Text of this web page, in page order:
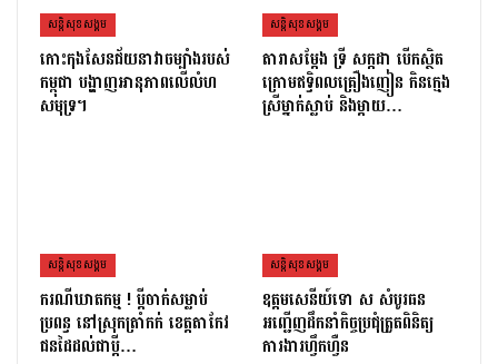
សន្តិសុខសង្គម
កោះកុងសែនជ័យនាវាចម្បាំងរបស់
កម្ពុជា បង្ហាញអានុភាពលើលំហ
សមុទ្រ។
សន្តិសុខសង្គម
តារាសម្ដែង ទ្រី សក្កដា បើកស្ថិត
ក្រោមឥទ្ធិពលគ្រឿងញៀន កិនក្មេង
ស្រីម្នាក់ស្លាប់ និងម្ដាយ…
សន្តិសុខសង្គម
ករណីឃាតកម្ម ! ប្ដីចាក់សម្លាប់
ប្រពន្ធ នៅស្រុកត្រាំកក់ ខេត្តតាកែវ
ជនដៃដល់ជាប្ដី…
សន្តិសុខសង្គម
ឧត្តមសេនីយ៍ទោ ស សំបូរធន
អញ្ជើញដឹកនាំកិច្ចប្រជុំត្រួតពិនិត្យ​
ការងារហ្វឹកហ្វឺន